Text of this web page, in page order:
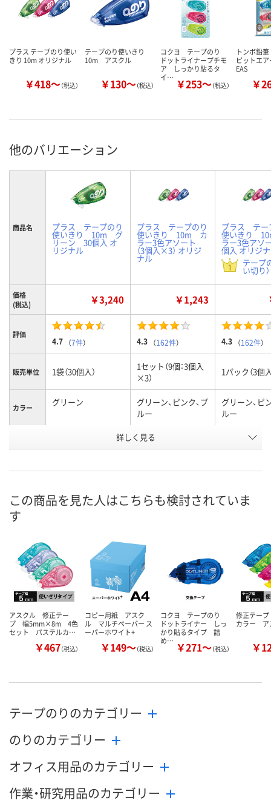
プラス テープのり使い
きり 10m オリジナル
￥418～（税込）
テープのり使いきり
10m アスクル
￥130～（税込）
コクヨ テープのり
ドットライナープチモ
ア しっかり貼るタ
イ… ￥253～（税込）
トンボ鉛
ピットエ
EAS
￥
他のバリエーション
商品名 プラス テープのり
使いきり 10m グ
リーン 30個入 オ
リジナル
プラス テープのり
使いきり 10m カ
ラー3色アソート
（3個入×3） オリジ
ナル
プラス テー
使いきり
ラー3色ア
個入 オリジ
テープ
い切り
価格
(税込)
￥3,240 ￥1,243
評価
4.7 （7件） 4.3 （162件） 4.3 （162件）
販売単位 1袋（30個入）
1セット（9個：3個入
×3）
1パック（3個
カラー グリーン
グリーン、ピンク、ブ
ルー
グリーン、ピ
ルー
8215341 5846230
8月10日（月）
カゴへ カ
詳しく見る
この商品を見た人はこちらも検討されていま
す
アスクル 修正テー
プ 幅5mm×8m 4色
セット パステルカ…
￥467（税込）
コピー用紙 アスク
ル マルチペーパー ス
ーパーホワイト+
￥149～（税込）
コクヨ テープのり
ドットライナー しっ
かり貼るタイプ 詰
め… ￥271～（税込）
修正テー
カラー ア
￥
テープのりのカテゴリー
のりのカテゴリー
オフィス用品のカテゴリー
作業・研究用品のカテゴリー